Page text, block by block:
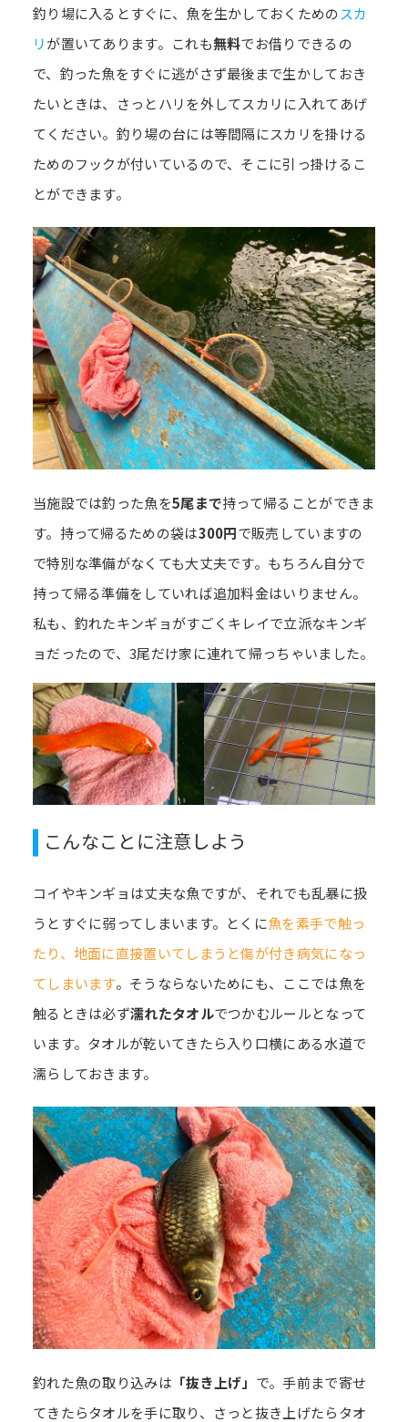
釣り場に入るとすぐに、魚を生かしておくためのスカ
リが置いてあります。これも無料でお借りできるの
で、釣った魚をすぐに逃がさず最後まで生かしておき
たいときは、さっとハリを外してスカリに入れてあげ
てください。釣り場の台には等間隔にスカリを掛ける
ためのフックが付いているので、そこに引っ掛けるこ
とができます。
当施設では釣った魚を5尾まで持って帰ることができま
す。持って帰るための袋は300円で販売していますの
で特別な準備がなくても大丈夫です。もちろん自分で
持って帰る準備をしていれば追加料金はいりません。
私も、釣れたキンギョがすごくキレイで立派なキンギ
ョだったので、3尾だけ家に連れて帰っちゃいました。
こんなことに注意しよう
コイやキンギョは丈夫な魚ですが、それでも乱暴に扱
うとすぐに弱ってしまいます。とくに魚を素手で触っ
たり、地面に直接置いてしまうと傷が付き病気になっ
てしまいます。そうならないためにも、ここでは魚を
触るときは必ず濡れたタオルでつかむルールとなって
います。タオルが乾いてきたら入り口横にある水道で
濡らしておきます。
釣れた魚の取り込みは 「抜き上げ」 で。手前まで寄せ
てきたらタオルを手に取り、さっと抜き上げたらタオ